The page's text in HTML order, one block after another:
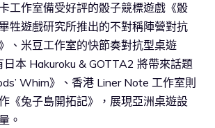
工作室備受好評的骰子競標遊戲《骰
牲遊戲研究所推出的不對稱陣營對抗
、米豆工作室的快節奏對抗型桌遊
日本 Hakuroku & GOTTA2 將帶來話題
Whim》、香港 Liner Note 工作室則
《兔子島開拓記》，展現亞洲桌遊設
。